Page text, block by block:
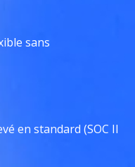
sans
en standard (SOC II